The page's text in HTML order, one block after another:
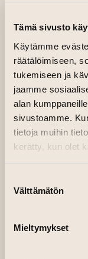
Tämä sivusto
Käytämme
räätälöimiseen,
tukemiseen ja
jaamme
alan
sivustoamme.
tietoja muihin
kerätty, kun olet
valinta
Välttämätön
Mieltymykset
E-
Järjestäjä:Moi
Moi
ekologisiin
14.12. klo
designilla.
purtavaa,